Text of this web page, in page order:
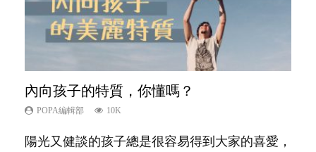
內向孩子的特質，你懂嗎？
POPA編輯部 10K
陽光又健談的孩子總是很容易得到大家的喜愛，
夫妻必看！經營婚姻，沒捷徑
POPA編輯部 22.9K
你是不是也曾經以為只要跟相愛的人結婚，就自
想孩子學好外語，點做好？
POPA編輯部 9.9K
有人話學多種語言越早開始越好，有人卻說一時
孩子能力天注定？
POPA編輯部 7.9K
很多父母都希望孩子係個「叻仔叻女」，學業別
愛孩子也別忘了愛自己，父母如何關顧自
己的身心靈？